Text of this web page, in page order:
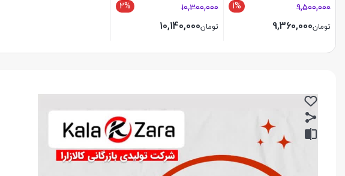
1% 9,500,000
تومان9,360,000
بستن
2% 10,300,000
تومان10,140,000
بستن